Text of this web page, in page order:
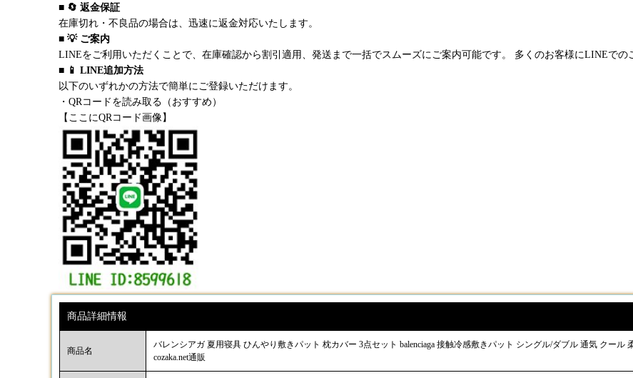
■ 🔄 返金保証
在庫切れ・不良品の場合は、迅速に返金対応いたします。
■ 💡 ご案内
LINEをご利用いただくことで、在庫確認から割引適用、発送まで一括でスムーズにご案内可能です。 多くのお客様にLINEでの
■ 📱 LINE追加方法
以下のいずれかの方法で簡単にご登録いただけます。
・QRコードを読み取る（おすすめ）
【ここにQRコード画像】
商品詳細情報
商品名
バレンシアガ 夏用寝具 ひんやり敷きパット 枕カバー 3点セット balenciaga 接触冷感敷きパット シングル/ダブル 通気 クール
cozaka.net通販